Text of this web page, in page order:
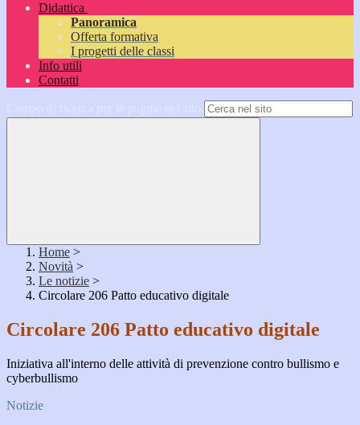
Didattica
Panoramica
Offerta formativa
I progetti delle classi
Info utili
Contatti
Home >
Novità >
Le notizie >
Circolare 206 Patto educativo digitale
Circolare 206 Patto educativo digitale
Iniziativa all'interno delle attività di prevenzione contro bullismo e
cyberbullismo
Notizie